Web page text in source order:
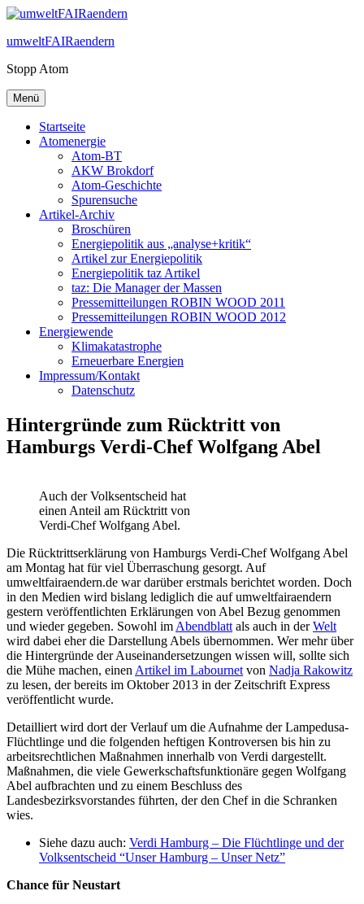
Zum
springen
umweltFAIRaendern
Stopp Atom
Menü
Startseite
Atomenergie
Atom-BT
AKW Brokdorf
Atom-Geschichte
Spurensuche
Artikel-Archiv
Broschüren
Energiepolitik aus „analyse+kritik“
Artikel zur Energiepolitik
Energiepolitik taz Artikel
taz: Die Manager der Massen
Pressemitteilungen ROBIN WOOD 2011
Pressemitteilungen ROBIN WOOD 2012
Energiewende
Klimakatastrophe
Erneuerbare Energien
Impressum/Kontakt
Datenschutz
Hintergründe zum Rücktritt von
Hamburgs Verdi-Chef Wolfgang Abel
Auch der Volksentscheid hat
einen Anteil am Rücktritt von
Verdi-Chef Wolfgang Abel.
Die Rücktrittserklärung von Hamburgs Verdi-Chef Wolfgang Abel
am Montag hat für viel Überraschung gesorgt. Auf
umweltfairaendern.de war darüber erstmals berichtet worden. Doch
in den Medien wird bislang lediglich die auf umweltfairaendern
gestern veröffentlichten Erklärungen von Abel Bezug genommen
und wieder gegeben. Sowohl im Abendblatt als auch in derWelt
wird dabei eher die Darstellung Abels übernommen. Wer mehr über
die Hintergründe der Auseinandersetzungen wissen will, sollte sich
die Mühe machen, einen Artikel im Labournet von Nadja Rakowitz
zu lesen, der bereits im Oktober 2013 in der Zeitschrift Express
veröffentlicht wurde.
Detailliert wird dort der Verlauf um die Aufnahme der Lampedusa-
Flüchtlinge und die folgenden heftigen Kontroversen bis hin zu
arbeitsrechtlichen Maßnahmen innerhalb von Verdi dargestellt.
Maßnahmen, die viele Gewerkschaftsfunktionäre gegen Wolfgang
Abel aufbrachten und zu einem Beschluss des
Landesbezirksvorstandes führten, der den Chef in die Schranken
wies.
Siehe dazu auch: Verdi Hamburg – Die Flüchtlinge und der
Volksentscheid “Unser Hamburg – Unser Netz”
Chance für Neustart